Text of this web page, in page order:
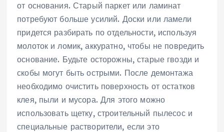
от основания. Старый паркет или ламинат
потребуют больше усилий. Доски или ламели
придется разбирать по отдельности‚ используя
молоток и ломик‚ аккуратно‚ чтобы не повредить
основание. Будьте осторожны‚ старые гвозди и
скобы могут быть острыми. После демонтажа
необходимо очистить поверхность от остатков
клея‚ пыли и мусора. Для этого можно
использовать щетку‚ строительный пылесос и
специальные растворители‚ если это